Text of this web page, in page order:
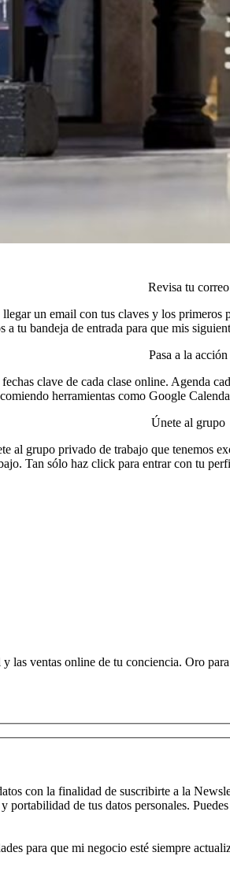
Revisa tu correo
un email con tus claves y los
a tu bandeja de entrada para que mis
Pasa a la acción
clave de cada clase online. Agenda
herramientas como Google
Únete al grupo
al grupo privado de trabajo que tenemos
Tan sólo haz click para entrar con tu
ventas online de tu conciencia. Oro
con la finalidad de suscribirte a la
de tus datos personales.
para que mi negocio esté siempre